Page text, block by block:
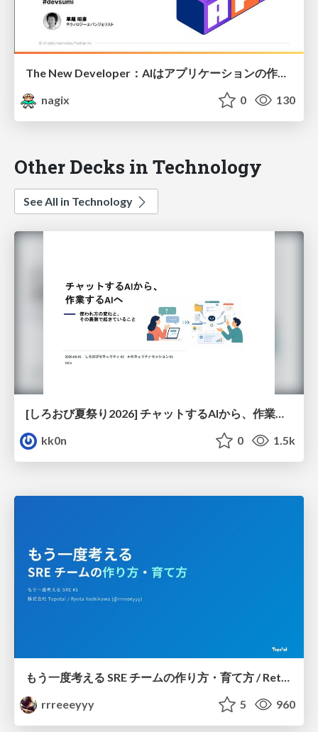
The New Developer：AIはアプリケーションの作り方をどう変える？
nagix
0 130
Other Decks in Technology
See All in Technology
kk0n
0 1.5k
もう一度考える SRE チームの作り方・育て方 / Rethinking SRE #1: Building and Growing SRE Teams
rrreeeyyy
5 960